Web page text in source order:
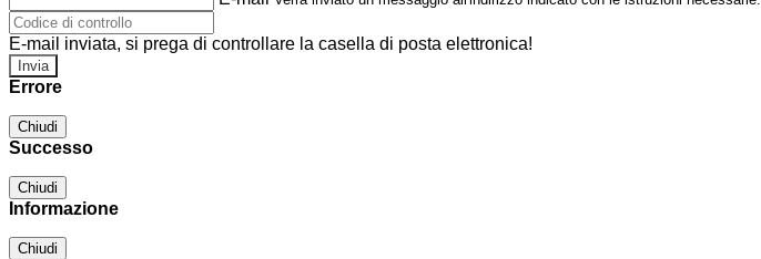
E-mail inviata, si prega di controllare la casella di posta elettronica!
Errore
Chiudi
Successo
Chiudi
Informazione
Chiudi